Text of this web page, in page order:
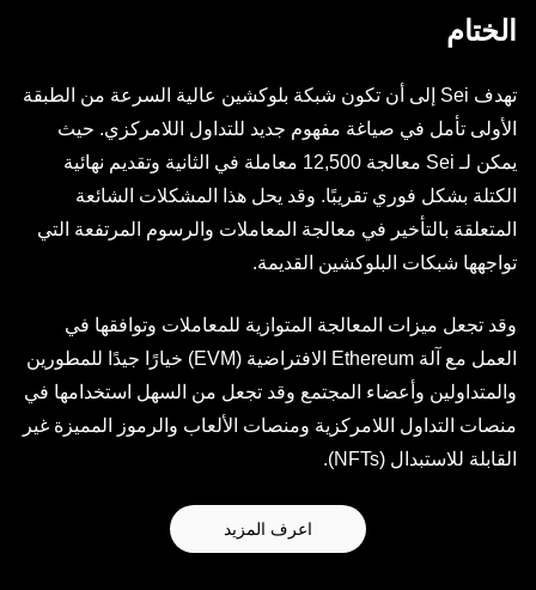
الختام
تهدف Sei إلى أن تكون شبكة بلوكشين عالية السرعة من الطبقة
الأولى تأمل في صياغة مفهوم جديد للتداول اللامركزي. حيث
يمكن لـ Sei معالجة 12,500 معاملة في الثانية وتقديم نهائية
الكتلة بشكل فوري تقريبًا. وقد يحل هذا المشكلات الشائعة
المتعلقة بالتأخير في معالجة المعاملات والرسوم المرتفعة التي
تواجهها شبكات البلوكشين القديمة.
وقد تجعل ميزات المعالجة المتوازية للمعاملات وتوافقها في
العمل مع آلة Ethereum الافتراضية (EVM) خيارًا جيدًا للمطورين
والمتداولين وأعضاء المجتمع وقد تجعل من السهل استخدامها في
منصات التداول اللامركزية ومنصات الألعاب والرموز المميزة غير
القابلة للاستبدال (NFTs).
اعرف المزيد